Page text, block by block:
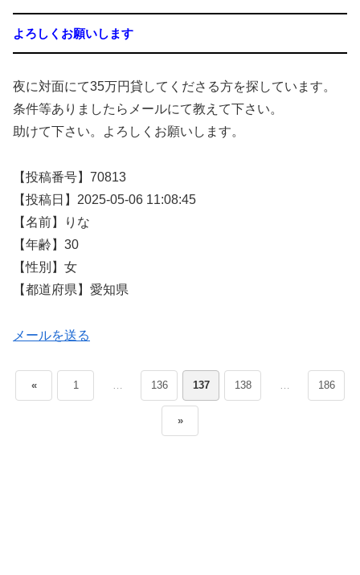
よろしくお願いします
夜に対面にて35万円貸してくださる方を探しています。
条件等ありましたらメールにて教えて下さい。
助けて下さい。よろしくお願いします。
【投稿番号】70813
【投稿日】2025-05-06 11:08:45
【名前】りな
【年齢】30
【性別】女
【都道府県】愛知県
メールを送る
« 1 … 136 137 138 … 186
»